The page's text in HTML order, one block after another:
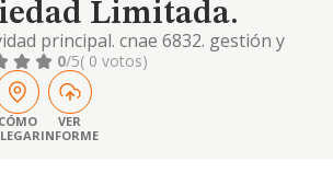
Limitada.
principal. cnae 6832. gestión y
de la propiedad inmobiliaria.
1. construcción, instalaciones y
2. comercio al por mayor y al
distribución comercial.
y exportación. 3. actividades
0/5( 0 votos)
CÓMO
VER
INFORME